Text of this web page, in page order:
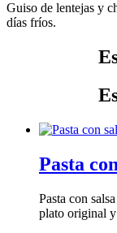
Guiso de lentejas y
días fríos.
Pasta
Pasta con
plato original